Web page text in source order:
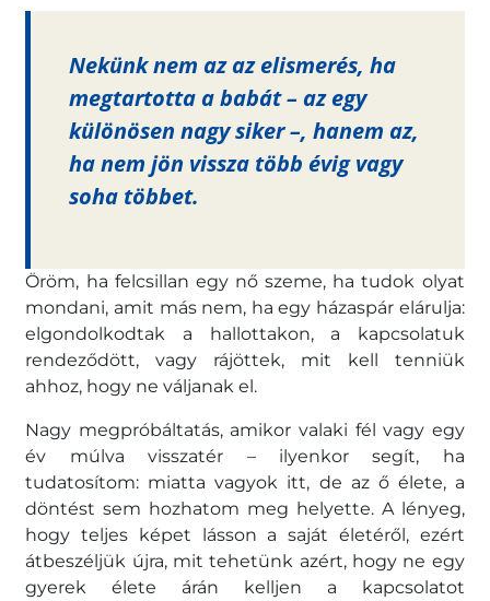
Nekünk nem az az elismerés, ha
megtartotta a babát – az egy
különösen nagy siker –, hanem az,
ha nem jön vissza több évig vagy
soha többet.
Öröm, ha felcsillan egy nő szeme, ha tudok olyat
mondani, amit más nem, ha egy házaspár elárulja:
elgondolkodtak a hallottakon, a kapcsolatuk
rendeződött, vagy rájöttek, mit kell tenniük
ahhoz, hogy ne váljanak el.
Nagy megpróbáltatás, amikor valaki fél vagy egy
év múlva visszatér – ilyenkor segít, ha
tudatosítom: miatta vagyok itt, de az ő élete, a
döntést sem hozhatom meg helyette. A lényeg,
hogy teljes képet lásson a saját életéről, ezért
átbeszéljük újra, mit tehetünk azért, hogy ne egy
gyerek élete árán kelljen a kapcsolatot